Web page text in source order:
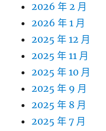
2026 年 2 月
2026 年 1 月
2025 年 12 月
2025 年 11 月
2025 年 10 月
2025 年 9 月
2025 年 8 月
2025 年 7 月